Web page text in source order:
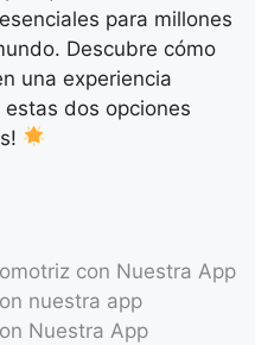
para millones
Descubre cómo
una experiencia
dos opciones
con Nuestra App
nuestra app
Nuestra App